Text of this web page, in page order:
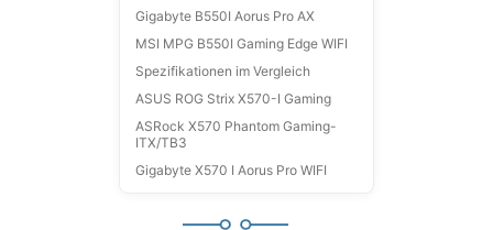
Gigabyte B550I Aorus Pro AX
MSI MPG B550I Gaming Edge WIFI
Spezifikationen im Vergleich
ASUS ROG Strix X570-I Gaming
ASRock X570 Phantom Gaming-
ITX/TB3
Gigabyte X570 I Aorus Pro WIFI